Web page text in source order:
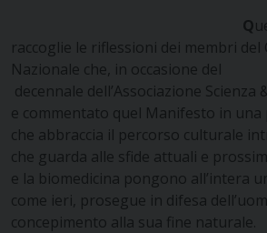
Q
raccoglie le riflessioni dei membri del
Nazionale che, in occasione del
decennale dell’Associazione
e commentato quel Manifesto in
che abbraccia il percorso culturale
che guarda alle sfide attuali e
e la biomedicina pongono all’intera
come ieri, prosegue in difesa
concepimento alla sua fine naturale.